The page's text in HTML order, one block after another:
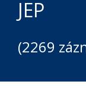
JEP
(2269